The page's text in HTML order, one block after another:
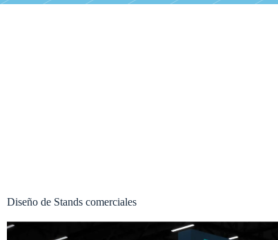
Diseño de Stands comerciales